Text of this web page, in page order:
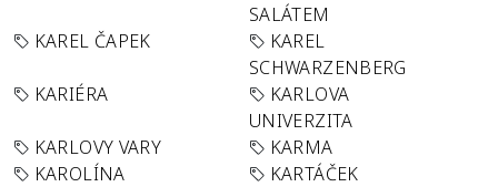
SALÁTEM
KAREL ČAPEK
KAREL
SCHWARZENBERG
KARIÉRA
KARLOVA
UNIVERZITA
KARLOVY VARY
KARMA
KAROLÍNA
KARTÁČEK